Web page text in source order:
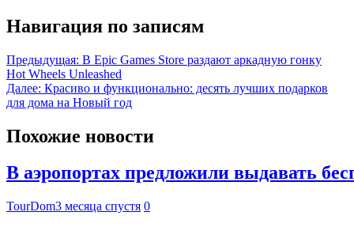
Навигация по записям
Предыдущая: В Epic Games Store раздают аркадную гонку
Hot Wheels Unleashed
Далее: Красиво и функционально: десять лучших подарков
для дома на Новый год
Похожие новости
В аэропортах предложили выдавать
TourDom3 месяца спустя 0